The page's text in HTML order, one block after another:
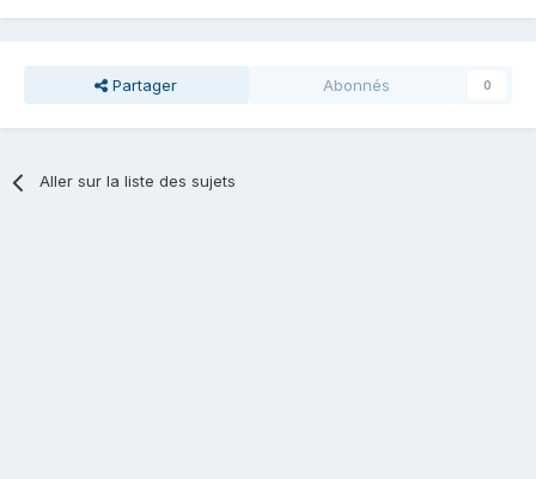
Partager Abonnés 0
Aller sur la liste des sujets